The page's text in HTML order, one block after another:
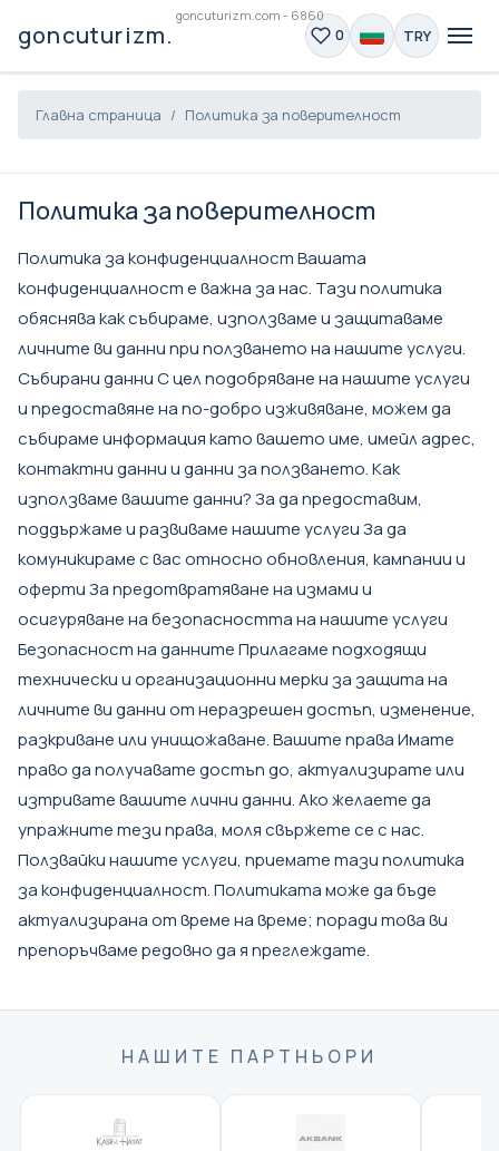
goncuturizm.com - 6860
goncuturizm.com 0 TRY
Главна страница Политика за поверителност
Политика за поверителност
Политика за конфиденциалност Вашата
конфиденциалност е важна за нас. Тази политика
обяснява как събираме, използваме и защитаваме
личните ви данни при ползването на нашите услуги.
Събирани данни С цел подобряване на нашите услуги
и предоставяне на по-добро изживяване, можем да
събираме информация като вашето име, имейл адрес,
контактни данни и данни за ползването. Как
използваме вашите данни? За да предоставим,
поддържаме и развиваме нашите услуги За да
комуникираме с вас относно обновления, кампании и
оферти За предотвратяване на измами и
осигуряване на безопасността на нашите услуги
Безопасност на данните Прилагаме подходящи
технически и организационни мерки за защита на
личните ви данни от неразрешен достъп, изменение,
разкриване или унищожаване. Вашите права Имате
право да получавате достъп до, актуализирате или
изтривате вашите лични данни. Ако желаете да
упражните тези права, моля свържете се с нас.
Ползвайки нашите услуги, приемате тази политика
за конфиденциалност. Политиката може да бъде
актуализирана от време на време; поради това ви
препоръчваме редовно да я преглеждате.
НАШИТЕ ПАРТНЬОРИ